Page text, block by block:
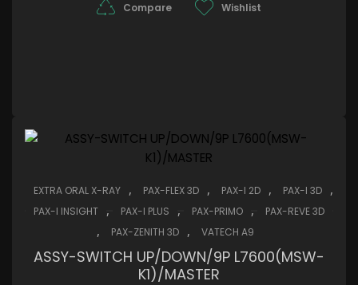
Compare Wishlist
EXTRA ORAL X-RAY , PAX-FLEX 3D , PAX-I 2D , PAX-I 3D ,
PAX-I INSIGHT , PAX-I PLUS , PAX-PRIMO , PAX-REVE 3D
, PAX-ZENITH 3D , VATECH A9
ASSY-SWITCH UP/DOWN/9P L7600(MSW-
K1)/MASTER